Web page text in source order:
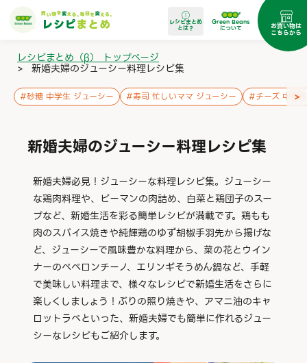
レシピまとめ
とは？
Green Beans
について お買い物は
こちらから
レシピまとめ（β） トップページ
> 新婚夫婦のジューシー料理レシピ集
#砂糖 中学生 ジューシー #寿司 忙しいママ ジューシー #チーズ 中学
>
新婚夫婦のジューシー料理レシピ集
新婚夫婦必見！ジューシーな料理レシピ集。ジューシー
な鶏肉料理や、ピーマンの肉詰め、白菜と鶏団子のスー
プなど、新婚生活を彩る簡単レシピが満載です。鶏もも
肉のスパイス焼きや純輝鶏のゆず胡椒手羽先から揚げな
ど、ジューシーで風味豊かな料理から、菜の花とウイン
ナーのペペロンチーノ、エリンギそうめん鍋など、手軽
で美味しい料理まで、様々なレシピで新婚生活をさらに
楽しくしましょう！ぶりの照り焼きや、アマニ油のキャ
ロットラペといった、新婚夫婦でも簡単に作れるジュー
シーなレシピもご紹介します。